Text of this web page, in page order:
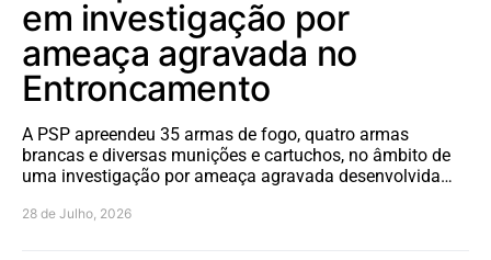
em investigação por
ameaça agravada no
Entroncamento
A PSP apreendeu 35 armas de fogo, quatro armas
brancas e diversas munições e cartuchos, no âmbito de
uma investigação por ameaça agravada desenvolvida…
28 de Julho, 2026